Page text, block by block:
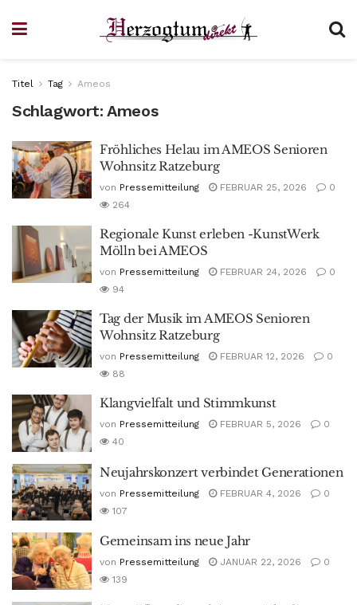
Titel Tag Ameos
Schlagwort:Ameos
Fröhliches Helau im AMEOS Senioren
Wohnsitz Ratzeburg
von Pressemitteilung FEBRUAR 25, 2026
0
264
Regionale Kunst erleben -KunstWerk
Mölln bei AMEOS
von Pressemitteilung FEBRUAR 24, 2026
0
94
Tag der Musik im AMEOS Senioren
Wohnsitz Ratzeburg
von Pressemitteilung FEBRUAR 12, 2026
0
88
Klangvielfalt und Stimmkunst
von Pressemitteilung FEBRUAR 5, 2026
0
40
Neujahrskonzert verbindet Generationen
von Pressemitteilung FEBRUAR 4, 2026
0
107
Gemeinsam ins neue Jahr
von Pressemitteilung JANUAR 22, 2026
0
139